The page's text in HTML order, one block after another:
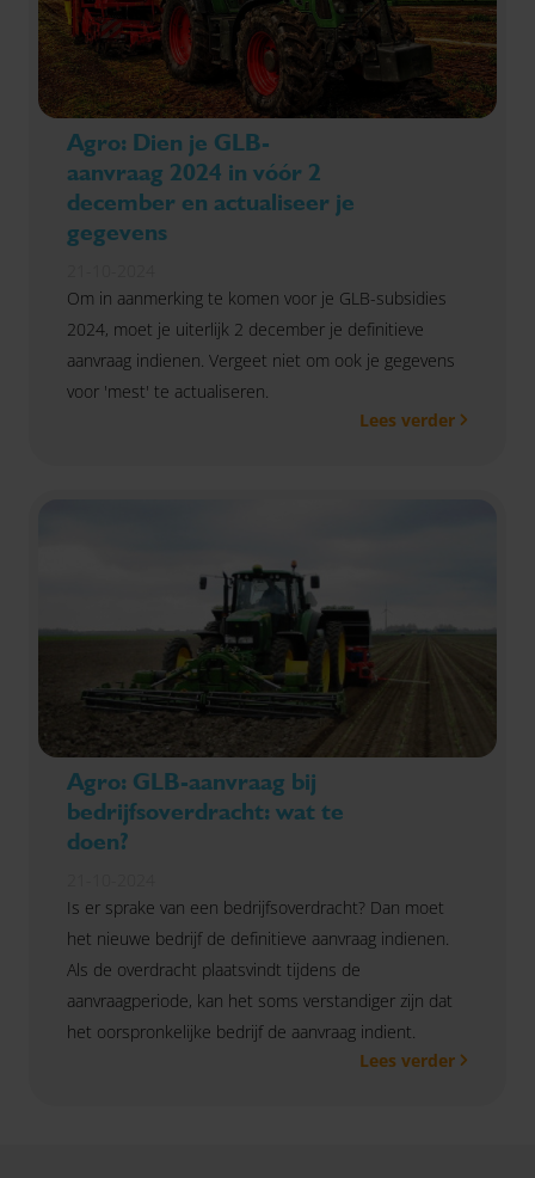
Agro: Dien je GLB-
aanvraag 2024 in vóór 2
december en actualiseer je
gegevens
Om in aanmerking te komen voor je GLB-subsidies
2024, moet je uiterlijk 2 december je definitieve
aanvraag indienen. Vergeet niet om ook je gegevens
voor 'mest' te actualiseren.
Lees verder
Agro: GLB-aanvraag bij
bedrijfsoverdracht: wat te
doen?
Is er sprake van een bedrijfsoverdracht? Dan moet
het nieuwe bedrijf de definitieve aanvraag indienen.
Als de overdracht plaatsvindt tijdens de
aanvraagperiode, kan het soms verstandiger zijn dat
het oorspronkelijke bedrijf de aanvraag indient.
Lees verder